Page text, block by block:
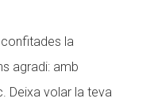
la
agradi: amb
Deixa volar la teva